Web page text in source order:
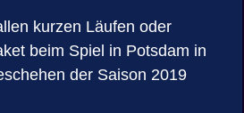
kurzen Läufen oder
beim Spiel in Potsdam in
der Saison 2019